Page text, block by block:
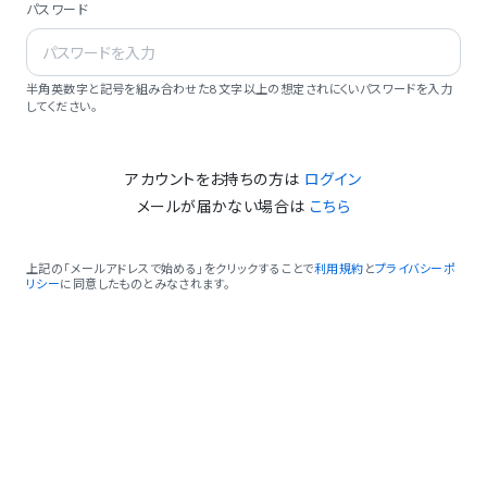
パスワード
半角英数字と記号を組み合わせた8文字以上の想定されにくいパスワードを入力
してください。
アカウントをお持ちの方は ログイン
メールが届かない場合は こちら
上記の「メールアドレスで始める」をクリックすることで利用規約 とプライバシーポ
リシーに同意したものとみなされます。